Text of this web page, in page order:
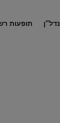
נדל"ן תופעות